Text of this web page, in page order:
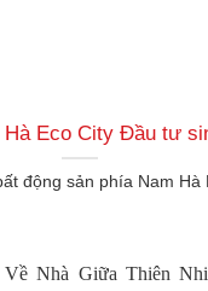
Hà Eco City Đầu tư
động sản phía Nam Hà